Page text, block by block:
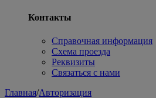
Контакты
Справочная информация
Схема проезда
Реквизиты
Связаться с нами
Главная/Авторизация